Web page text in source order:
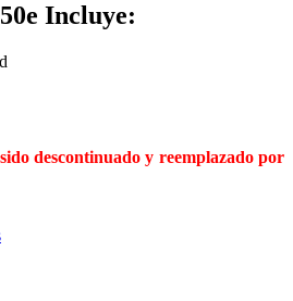
Incluye:
descontinuado y reemplazado por